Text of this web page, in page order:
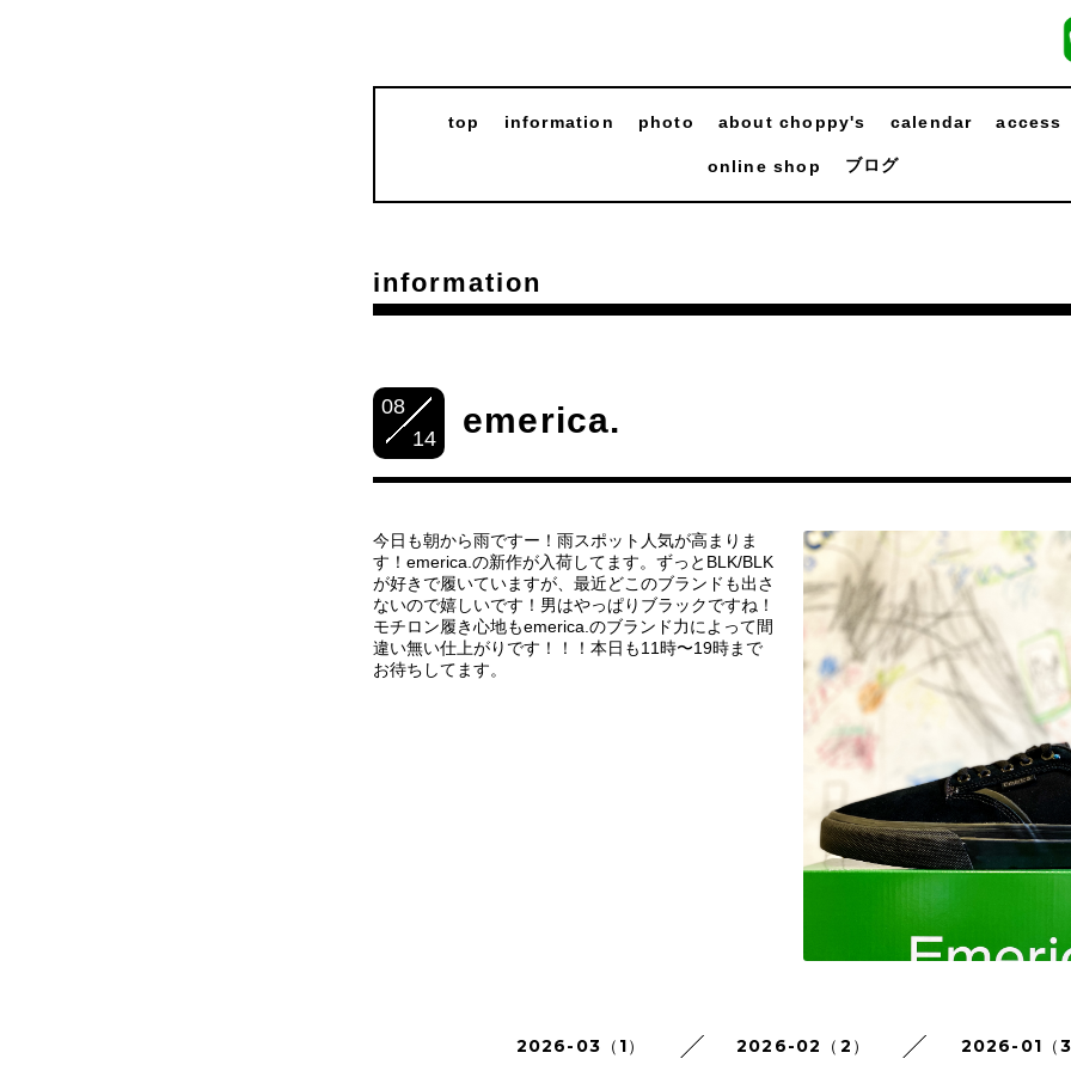
top information photo about choppy's calendar access
online shop ブログ
information
08
14
emerica.
今日も朝から雨ですー！雨スポット人気が高まりま
す！emerica.の新作が入荷してます。ずっとBLK/BLK
が好きで履いていますが、最近どこのブランドも出さ
ないので嬉しいです！男はやっぱりブラックですね！
モチロン履き心地もemerica.のブランド力によって間
違い無い仕上がりです！！！本日も11時〜19時まで
お待ちしてます。
2026-03（1） 2026-02（2） 2026-01（